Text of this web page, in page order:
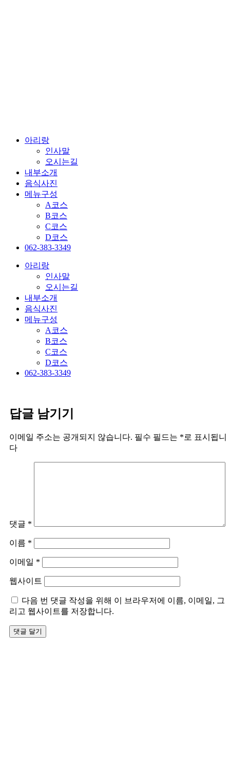
아리랑
인사말
오시는길
내부소개
음식사진
메뉴구성
A코스
B코스
C코스
D코스
062-383-3349
아리랑
인사말
오시는길
내부소개
음식사진
메뉴구성
A코스
B코스
C코스
D코스
062-383-3349
답글 남기기
이메일 주소는 공개되지 않습니다. 필수 필드는 *로 표시됩니
다
댓글 *
이름 *
이메일 *
웹사이트
다음 번 댓글 작성을 위해 이 브라우저에 이름, 이메일, 그
리고 웹사이트를 저장합니다.